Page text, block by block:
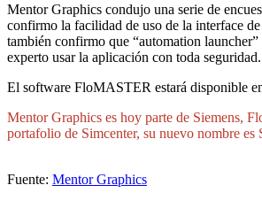
Mentor Graphics condujo una serie de
confirmo la facilidad de uso de la interface
también confirmo que “automation
experto usar la aplicación con toda seguridad.
El software FloMASTER estará disponible
Mentor Graphics es hoy parte de Siemens,
portafolio de Simcenter, su nuevo nombre es
Fuente: Mentor Graphics